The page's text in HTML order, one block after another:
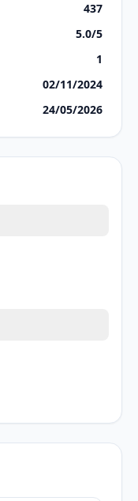
437
5.0/5
1
02/11/2024
24/05/2026